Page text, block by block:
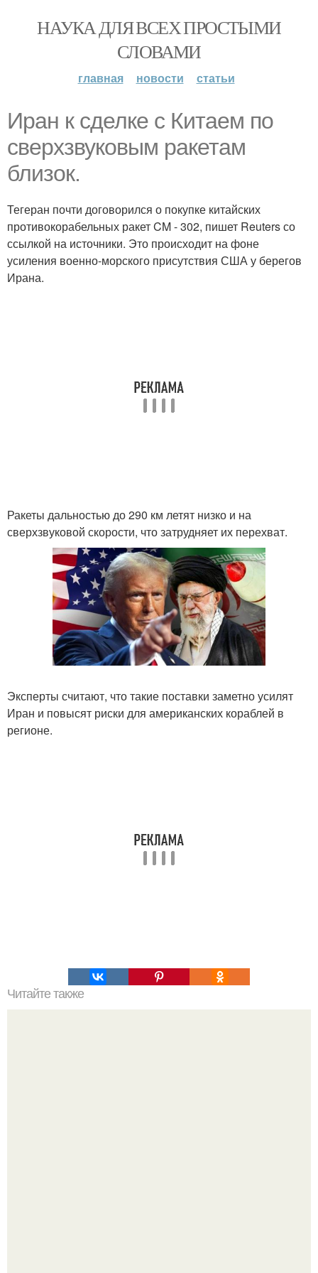
НАУКА ДЛЯ ВСЕХ ПРОСТЫМИ
СЛОВАМИ
главная новости статьи
Иран к сделке с Китаем по
сверхзвуковым ракетам
близок.
Тегеран почти договорился о покупке китайских
противокорабельных ракет CM - 302, пишет Reuters со
ссылкой на источники. Это происходит на фоне
усиления военно-морского присутствия США у берегов
Ирана.
Ракеты дальностью до 290 км летят низко и на
сверхзвуковой скорости, что затрудняет их перехват.
Эксперты считают, что такие поставки заметно усилят
Иран и повысят риски для американских кораблей в
регионе.
Читайте также